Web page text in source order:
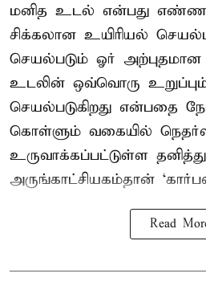
மனித உடல் என்பது
சிக்கலான உயிரியல்
செயல்படும் ஓர்
உடலின் ஒவ்வொரு
செயல்படுகிறது என்பதை
கொள்ளும் வகையில்
உருவாக்கப்பட்டுள்ள
அருங்காட்சியகம்தான்
Read